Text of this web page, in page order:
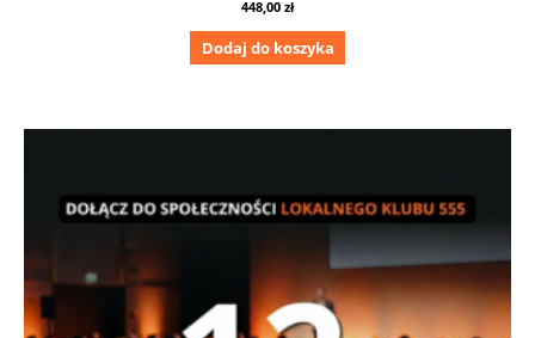
448,00 zł
Dodaj do koszyka